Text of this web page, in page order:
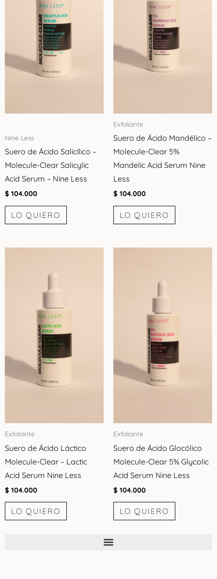
Nine Less
Suero de Ácido Salicílico –
Molecule-Clear Salicylic
Acid Serum – Nine Less
$ 104.000
LO QUIERO
Exfoliante
Suero de Ácido Mandélico –
Molecule-Clear 5%
Mandelic Acid Serum Nine
Less
$ 104.000
LO QUIERO
Exfoliante
Suero de Ácido Láctico
Molecule-Clear – Lactic
Acid Serum Nine Less
$ 104.000
LO QUIERO
Exfoliante
Suero de Ácido Glocólico
Molecule-Clear 5% Glycolic
Acid Serum Nine Less
$ 104.000
LO QUIERO